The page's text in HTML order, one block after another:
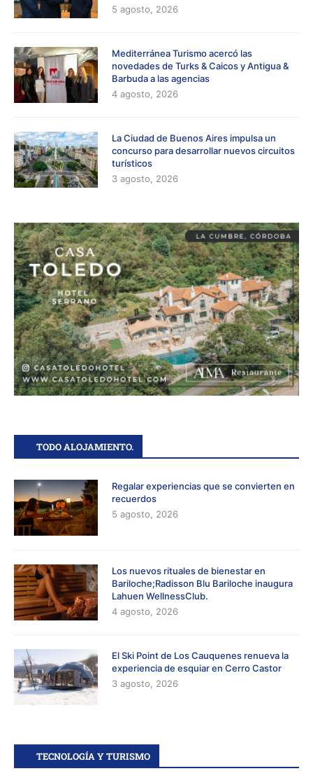
5 agosto, 2026
Mediterránea Turismo acercó las
novedades de Turks & Caicos y Antigua &
Barbuda a las agencias
4 agosto, 2026
La Ciudad de Buenos Aires impulsa un
concurso para desarrollar nuevos circuitos
turísticos
3 agosto, 2026
TODO ALOJAMIENTO.
Regalar experiencias que se convierten en
recuerdos
5 agosto, 2026
Los nuevos rituales de bienestar en
Bariloche;Radisson Blu Bariloche inaugura
Lahuen WellnessClub.
4 agosto, 2026
El Ski Point de Los Cauquenes renueva la
experiencia de esquiar en Cerro Castor
3 agosto, 2026
TECNOLOGÍA Y TURISMO